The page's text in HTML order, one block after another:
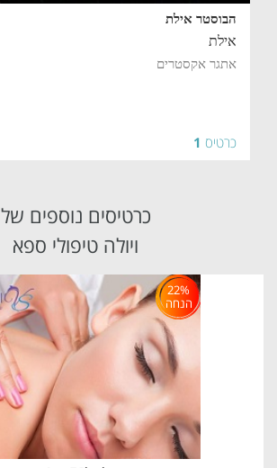
הבוסטר אילת
אילת
אתגר אקסטרים
כרטיס 1
כרטיסים נוספים של
ויולה טיפולי ספא
22%
הנחה